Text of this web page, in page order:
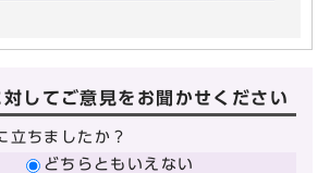
してご意見をお聞かせください
立ちましたか？
どちらともいえない